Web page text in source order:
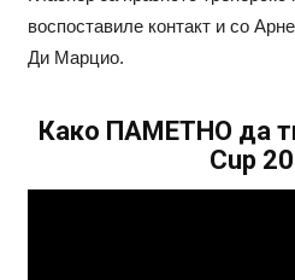
воспоставиле контакт и со
Ди Марцио.
Како ПАМЕТНО да
Cup